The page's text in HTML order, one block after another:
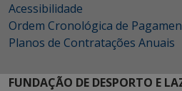
Acessibilidade
Ordem Cronológica de
Planos de Contratações Anuais
FUNDAÇÃO DE DESPORTO E